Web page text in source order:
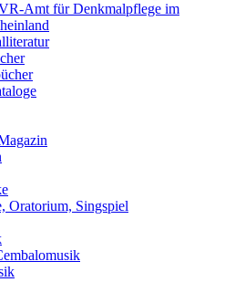
Amt für Denkmalpflege im
Oratorium, Singspiel